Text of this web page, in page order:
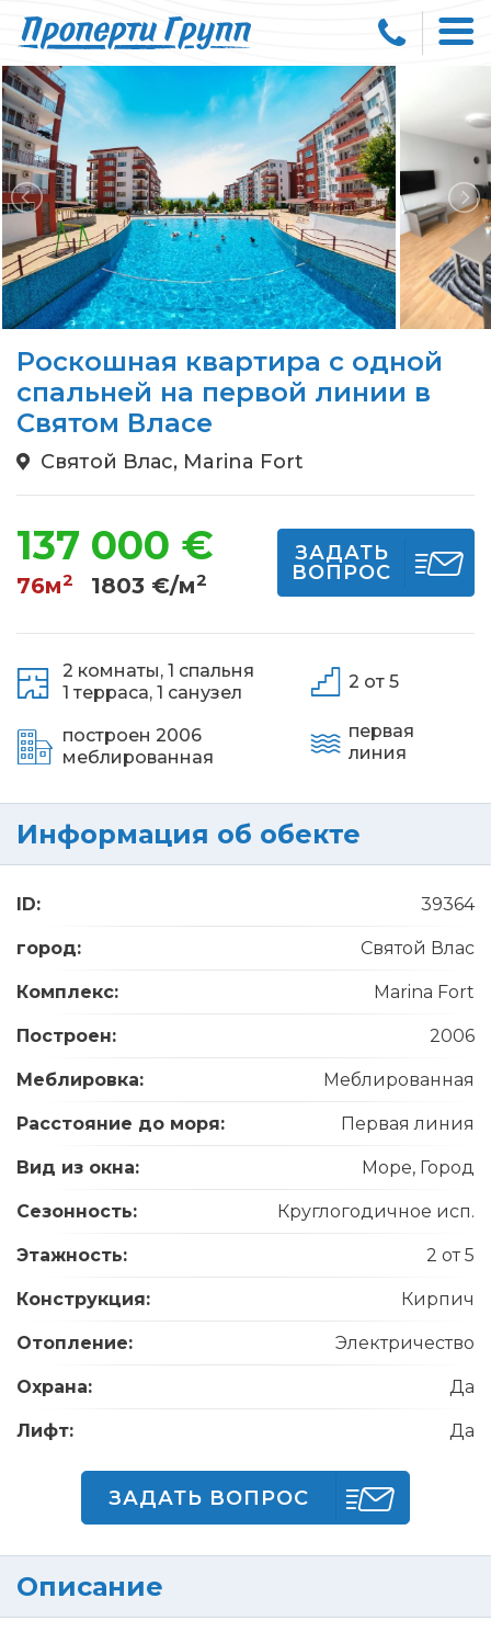
Роскошная квартира с одной
спальней на первой линии в
Святом Власе
Святой Влас, Marina Fort
137 000 €
76м2 1803 €/м2
ЗАДАТЬ
ВОПРОС
2 комнаты, 1 спальня
1 терраса, 1 санузел
построен 2006
меблированная
2 от 5
первая
линия
Информация об обекте
ID: 39364
город: Святой Влас
Комплекс: Marina Fort
Построен: 2006
Меблировка: Меблированная
Расстояние до моря: Первая линия
Вид из окна: Море, Город
Сезонность: Круглогодичное исп.
Этажность: 2 от 5
Конструкция: Кирпич
Отопление: Электричество
Охрана: Да
Лифт: Да
ЗАДАТЬ ВОПРОС
Описание